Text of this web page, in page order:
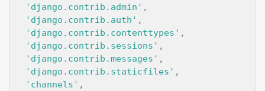
'django.contrib.admin' ,
'django.contrib.auth' ,
'django.contrib.contenttypes' ,
'django.contrib.sessions' ,
'django.contrib.messages' ,
'django.contrib.staticfiles' ,
'channels' ,